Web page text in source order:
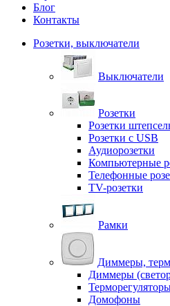
Блог
Контакты
Розетки, выключатели
Выключатели
Розетки
Розетки
Розетки с USB
Аудиорозетки
Компьютерные
Телефонные
TV-розетки
Рамки
Диммеры,
Диммеры
Домофоны